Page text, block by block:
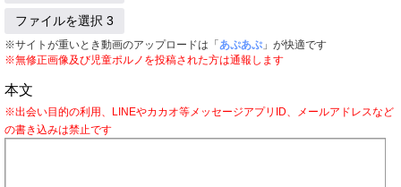
ファイルを選択 3
※サイトが重いとき動画のアップロードは「 あぷあぷ 」が快適です
※無修正画像及び児童ポルノを投稿された方は通報します
本文
※出会い目的の利用、LINEやカカオ等メッセージアプリID、メールアドレスなど
の書き込みは禁止です